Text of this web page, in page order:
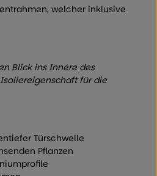
welcher inklusive
Blick ins Innere des
für die
Türschwelle
Pflanzen